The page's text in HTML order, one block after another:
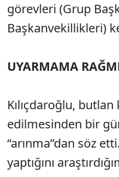
görevleri (Grup
Başkanvekillikleri)
UYARMAMA
Kılıçdaroğlu, butlan
edilmesinden bir
“arınma”dan söz
yaptığını